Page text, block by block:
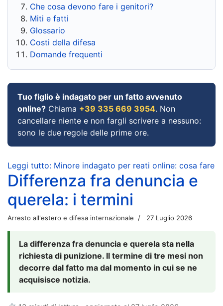
Che cosa devono fare i genitori?
Miti e fatti
Glossario
Costi della difesa
Domande frequenti
Tuo figlio è indagato per un fatto avvenuto
online? Chiama +39 335 669 3954. Non
cancellare niente e non fargli scrivere a nessuno:
sono le due regole delle prime ore.
Leggi tutto: Minore indagato per reati online: cosa fare
Differenza fra denuncia e
querela: i termini
Arresto all'estero e difesa internazionale 27 Luglio 2026
La differenza fra denuncia e querela sta nella
richiesta di punizione. Il termine di tre mesi non
decorre dal fatto ma dal momento in cui se ne
acquisisce notizia.